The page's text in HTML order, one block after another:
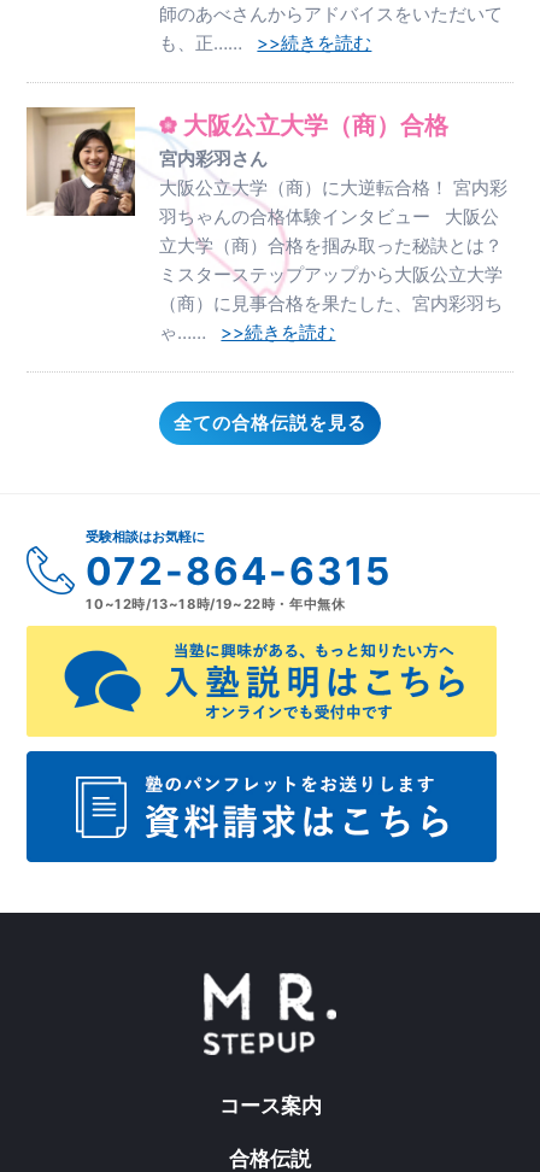
師のあべさんからアドバイスをいただいて
も、正…… >>続きを読む
大阪公立大学（商）合格
宮内彩羽さん
大阪公立大学（商）に大逆転合格！ 宮内彩
羽ちゃんの合格体験インタビュー 大阪公
立大学（商）合格を掴み取った秘訣とは？
ミスターステップアップから大阪公立大学
（商）に見事合格を果たした、宮内彩羽ち
ゃ…… >>続きを読む
全ての合格伝説を見る
受験相談はお気軽に
072-864-6315
10~12時/13~18時/19~22時・年中無休
コース案内
合格伝説